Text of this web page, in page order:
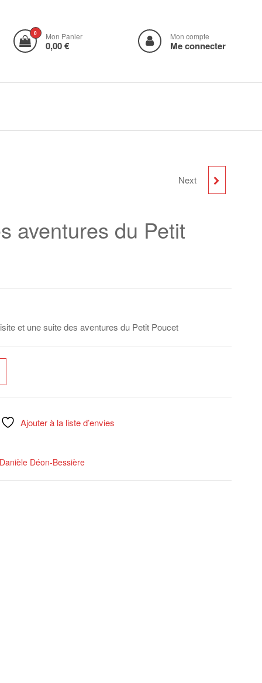
0 Mon Panier
0,00 €
Mon compte
Me connecter
L'AFFAIRE MARIENext
aventures du Petit
et une suite des aventures du Petit Poucet
Ajouter à la liste d’envies
Danièle Déon-Bessière